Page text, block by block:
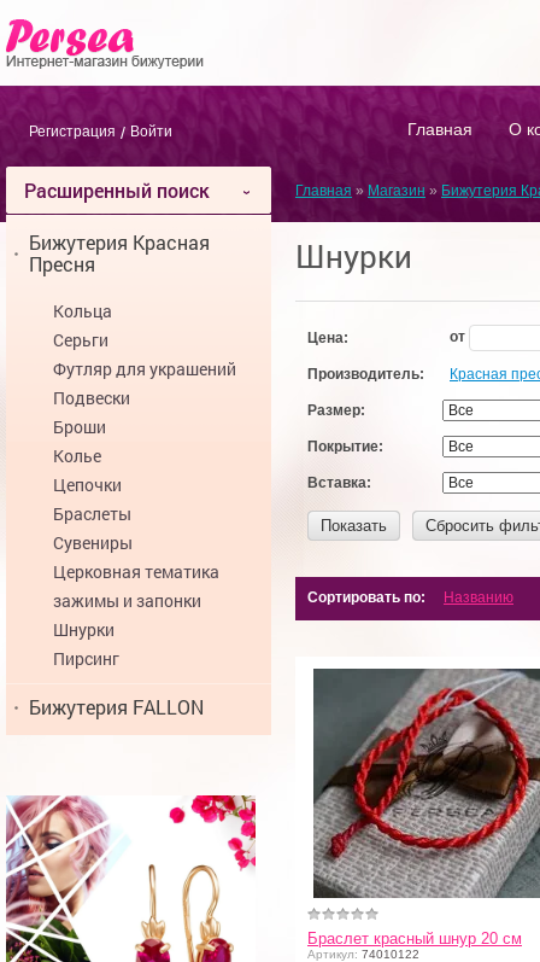
Регистрация / Войти Главная О
Главная » Магазин » Бижутерия
Шнурки
Цена: от
Производитель: Красная
Размер:
Покрытие:
Вставка:
Показать Сбросить
Сортировать по: Названию
Браслет красный шнур 20 см
Артикул: 74010122
Расширенный поиск
Бижутерия Красная
Пресня
Кольца
Серьги
Футляр для украшений
Подвески
Броши
Колье
Цепочки
Браслеты
Сувениры
Церковная тематика
зажимы и запонки
Шнурки
Пирсинг
Бижутерия FALLON